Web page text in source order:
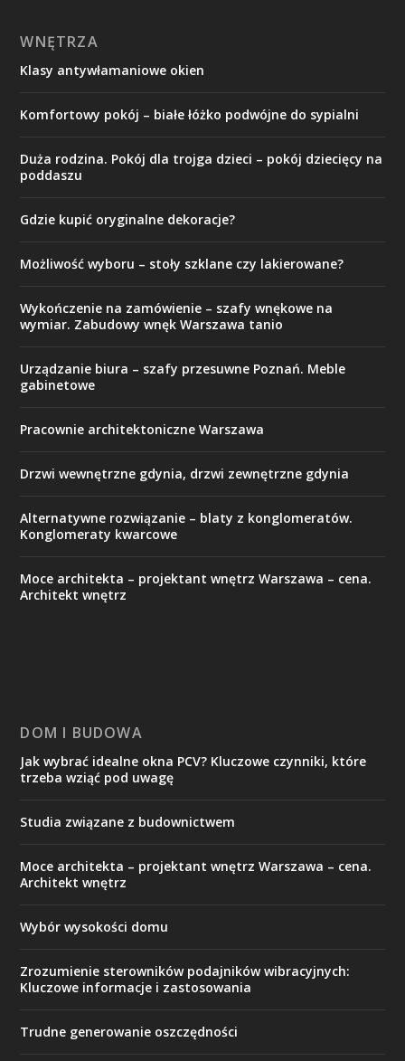
WNĘTRZA
Klasy antywłamaniowe okien
Komfortowy pokój – białe łóżko podwójne do sypialni
Duża rodzina. Pokój dla trojga dzieci – pokój dziecięcy na
poddaszu
Gdzie kupić oryginalne dekoracje?
Możliwość wyboru – stoły szklane czy lakierowane?
Wykończenie na zamówienie – szafy wnękowe na
wymiar. Zabudowy wnęk Warszawa tanio
Urządzanie biura – szafy przesuwne Poznań. Meble
gabinetowe
Pracownie architektoniczne Warszawa
Drzwi wewnętrzne gdynia, drzwi zewnętrzne gdynia
Alternatywne rozwiązanie – blaty z konglomeratów.
Konglomeraty kwarcowe
Moce architekta – projektant wnętrz Warszawa – cena.
Architekt wnętrz
DOM I BUDOWA
Jak wybrać idealne okna PCV? Kluczowe czynniki, które
trzeba wziąć pod uwagę
Studia związane z budownictwem
Moce architekta – projektant wnętrz Warszawa – cena.
Architekt wnętrz
Wybór wysokości domu
Zrozumienie sterowników podajników wibracyjnych:
Kluczowe informacje i zastosowania
Trudne generowanie oszczędności